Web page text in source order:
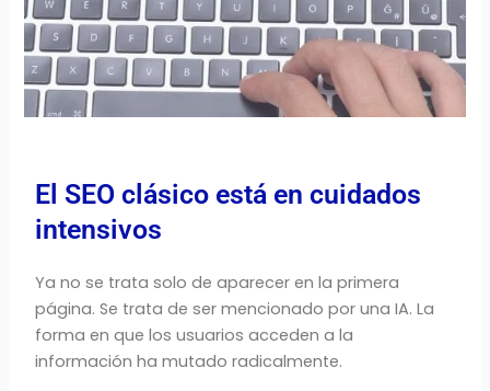
El SEO clásico está en cuidados
intensivos
Ya no se trata solo de aparecer en la primera
página. Se trata de ser mencionado por una IA. La
forma en que los usuarios acceden a la
información ha mutado radicalmente.